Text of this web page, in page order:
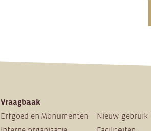
Vraagbaak
Erfgoed en Monumenten
Nieuw gebruik